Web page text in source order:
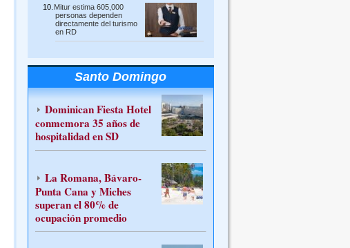
Mitur estima 605,000
personas dependen
directamente del turismo
en RD
Santo Domingo
Dominican Fiesta Hotel
conmemora 35 años de
hospitalidad en SD
La Romana, Bávaro-
Punta Cana y Miches
superan el 80% de
ocupación promedio